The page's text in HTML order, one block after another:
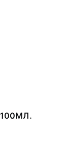
100МЛ.